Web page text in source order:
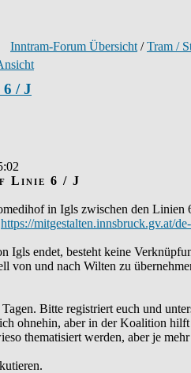
Inntram-Forum Übersicht /Tram /
/ J
Linie 6 / J
in Igls zwischen den
https://mitgestalten.innsbruck.gv.at/
Igls endet, besteht keine
von und nach Wilten zu
Bitte registriert euch und
ohnehin, aber in der Koalition
thematisiert werden, aber je